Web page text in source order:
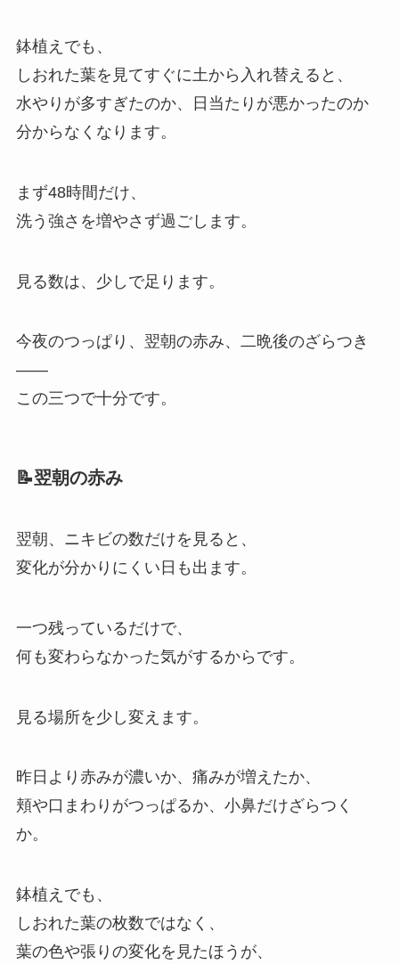
鉢植えでも、
しおれた葉を見てすぐに土から入れ替えると、
水やりが多すぎたのか、日当たりが悪かったのか
分からなくなります。
まず48時間だけ、
洗う強さを増やさず過ごします。
見る数は、少しで足ります。
今夜のつっぱり、翌朝の赤み、二晩後のざらつき
——
この三つで十分です。
📝翌朝の赤み
翌朝、ニキビの数だけを見ると、
変化が分かりにくい日も出ます。
一つ残っているだけで、
何も変わらなかった気がするからです。
見る場所を少し変えます。
昨日より赤みが濃いか、痛みが増えたか、
頬や口まわりがつっぱるか、小鼻だけざらつく
か。
鉢植えでも、
しおれた葉の枚数ではなく、
葉の色や張りの変化を見たほうが、